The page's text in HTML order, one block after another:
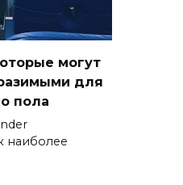
могут
для
пола
наиболее